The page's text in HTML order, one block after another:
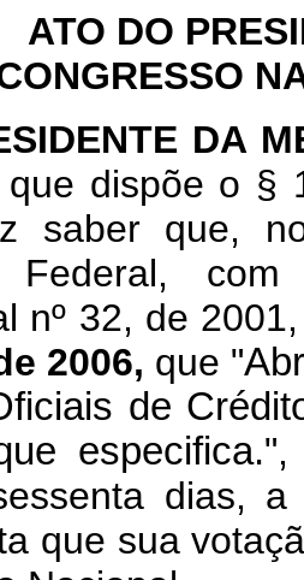
ATO DO
DA
dispõe o §
saber que,
Federal,
nº 32, de
2006, que "
de
especifica.",
dias,
que sua